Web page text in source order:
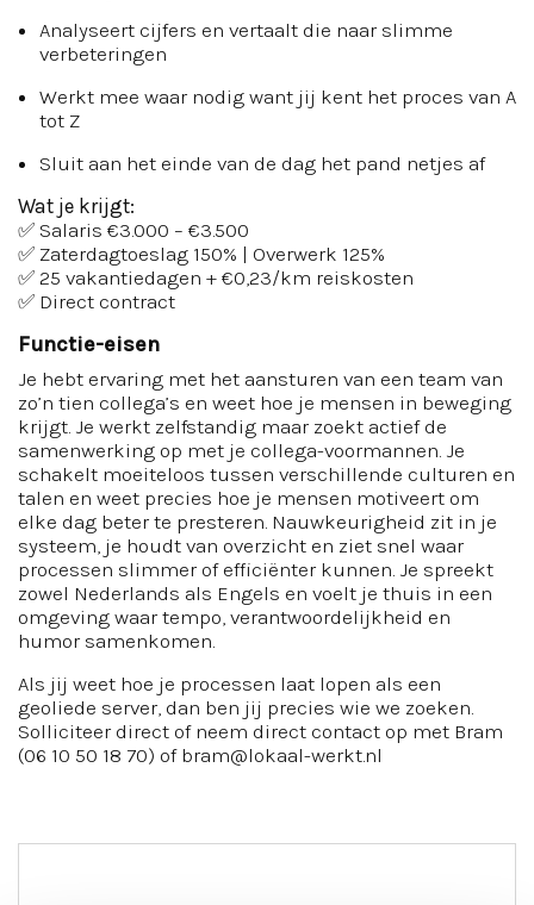
Analyseert cijfers en vertaalt die naar slimme
verbeteringen
Werkt mee waar nodig want jij kent het proces van A
tot Z
Sluit aan het einde van de dag het pand netjes af
Wat je krijgt:
✅ Salaris €3.000 – €3.500
✅ Zaterdagtoeslag 150% | Overwerk 125%
✅ 25 vakantiedagen + €0,23/km reiskosten
✅ Direct contract
Functie-eisen
Je hebt ervaring met het aansturen van een team van
zo’n tien collega’s en weet hoe je mensen in beweging
krijgt. Je werkt zelfstandig maar zoekt actief de
samenwerking op met je collega-voormannen. Je
schakelt moeiteloos tussen verschillende culturen en
talen en weet precies hoe je mensen motiveert om
elke dag beter te presteren. Nauwkeurigheid zit in je
systeem, je houdt van overzicht en ziet snel waar
processen slimmer of efficiënter kunnen. Je spreekt
zowel Nederlands als Engels en voelt je thuis in een
omgeving waar tempo, verantwoordelijkheid en
humor samenkomen.
Als jij weet hoe je processen laat lopen als een
geoliede server, dan ben jij precies wie we zoeken.
Solliciteer direct of neem direct contact op met Bram
(06 10 50 18 70) of bram@lokaal-werkt.nl